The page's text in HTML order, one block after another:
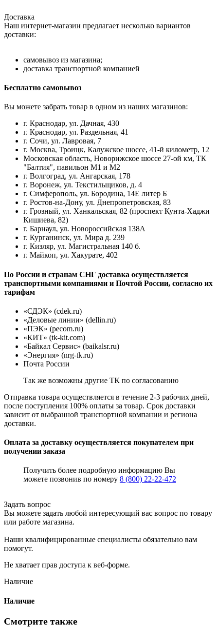
Доставка
Наш интернет-магазин предлагает несколько вариантов
доставки:
самовывоз из магазина;
доставка транспортной компанией
Бесплатно самовывоз
Вы можете забрать товар в одном из наших магазинов:
г. Краснодар, ул. Дачная, 430
г. Краснодар, ул. Раздельная, 41
г. Сочи, ул. Лавровая, 7
г. Москва, Троицк, Калужское шоссе, 41-й километр, 12
Московская область, Новорижское шоссе 27-ой км, ТК
"Балтия", павильон М1 и М2
г. Волгоград, ул. Ангарская, 178
г. Воронеж, ул. Текстильщиков, д. 4
г. Симферополь, ул. Бородина, 14Е литер Б
г. Ростов-на-Дону, ул. Днепропетровская, 83
г. Грозный, ул. Ханкальская, 82 (проспект Кунта-Хаджи
Кишиева, 82)
г. Барнаул, ул. Новороссийская 138А
г. Курганинск, ул. Мира д. 239
г. Кизляр, ул. Магистральная 140 б.
г. Майкоп, ул. Хакурате, 402
По России и странам СНГ доставка осуществляется
транспортными компаниями и Почтой России, согласно их
тарифам
«СДЭК» (cdek.ru)
«Деловые линии» (dellin.ru)
«ПЭК» (pecom.ru)
«КИТ» (tk-kit.com)
«Байкал Сервис» (baikalsr.ru)
«Энергия» (nrg-tk.ru)
Почта России
Так же возможны другие ТК по согласованию
Отправка товара осуществляется в течение 2-3 рабочих дней,
после поступления 100% оплаты за товар. Срок доставки
зависит от выбранной транспортной компании и региона
доставки.
Оплата за доставку осуществляется покупателем при
получении заказа
Получить более подробную информацию Вы
можете позвонив по номеру 8 (800) 22-22-472
Задать вопрос
Вы можете задать любой интересующий вас вопрос по товару
или работе магазина.
Наши квалифицированные специалисты обязательно вам
помогут.
Не хватает прав доступа к веб-форме.
Наличие
Наличие
Смотрите также